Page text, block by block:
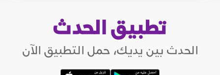
تطبيق الحدث
الحدث بين يديك، حمل التطبيق الآن